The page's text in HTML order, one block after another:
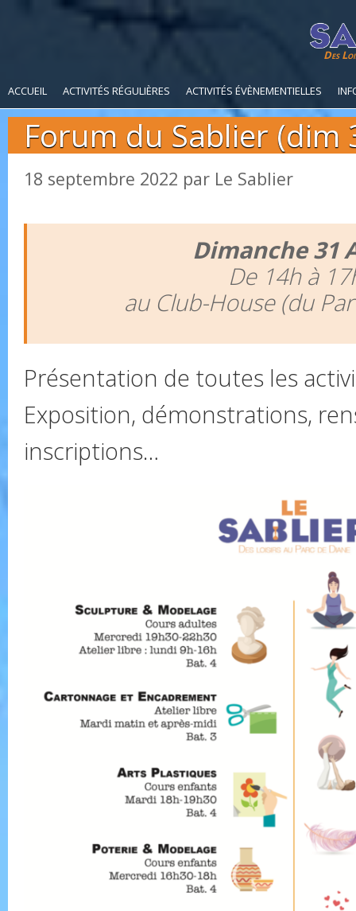
Des
ACCUEIL ACTIVITÉS RÉGULIÈRES ACTIVITÉS ÉVÈNEMENTIELLES
Forum du Sablier (dim
18 septembre 2022 par Le Sablier
Dimanche 31
De 14h à
au Club-House (du
Présentation de toutes les
Exposition, démonstrations,
inscriptions…